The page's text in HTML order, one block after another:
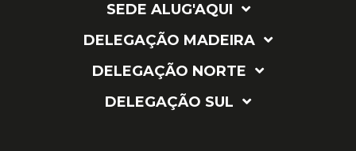
SEDE ALUG'AQUI
DELEGAÇÃO MADEIRA
DELEGAÇÃO NORTE
DELEGAÇÃO SUL